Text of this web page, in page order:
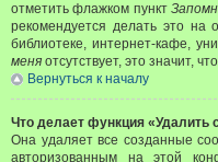
отметить флажком пункт
рекомендуется делать это на
библиотеке, интернет-кафе,
меня отсутствует, это значит,
Вернуться к началу
Что делает функция «Удалить
Она удаляет все созданные
авторизованным на этой